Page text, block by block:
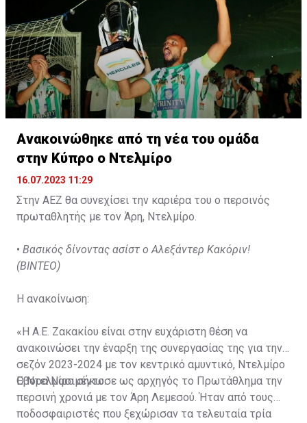
Ανακοινώθηκε από τη νέα του ομάδα
στην Κύπρο ο Ντελμίρο
16.07.2023 11:29
Στην ΑΕΖ θα συνεχίσει την καριέρα του ο περσινός
πρωταθλητής με τον Άρη, Ντελμίρο.
• Βασικός δίνοντας ασίστ ο Αλεξάντερ Κακόριν!
(ΒΙΝΤΕΟ)
Η ανακοίνωση:
«Η Α.Ε. Ζακακίου είναι στην ευχάριστη θέση να
ανακοινώσει την έναρξη της συνεργασίας της για την
σεζόν 2023-2024 με τον κεντρικό αμυντικό, Ντελμίρο
Έβορα Νασιμέντο.
Ο Ντελμίρο σήκωσε ως αρχηγός το Πρωτάθλημα την
περσινή χρονιά με τον Άρη Λεμεσού. Ήταν από τους
ποδοσφαιριστές που ξεχώρισαν τα τελευταία τρία